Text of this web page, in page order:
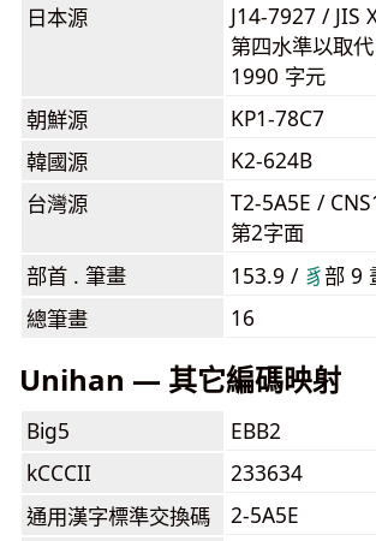
日本源
J14-7927 / JIS
第四水準以取
1990 字元
朝鮮源
KP1-78C7
韓國源
K2-624B
台灣源
T2-5A5E /
第2字面
部首 . 筆畫
153.9 / ⾘部 9
總筆畫
16
Unihan — 其它編碼映射
Big5
EBB2
kCCCII
233634
通用漢字標準交換碼
2-5A5E